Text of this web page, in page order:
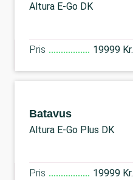
Altura E-Go DK
Pris 19999 Kr.
Batavus
Altura E-Go Plus DK
Pris 19999 Kr.